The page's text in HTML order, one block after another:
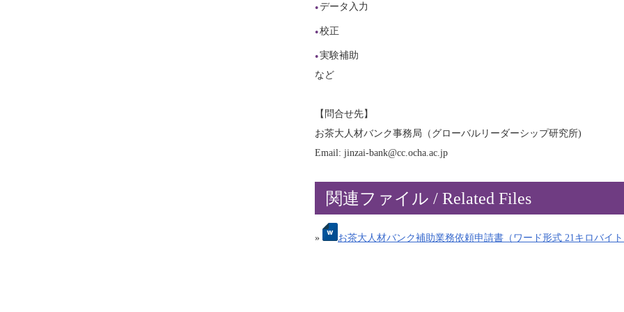
データ入力
校正
実験補助
など
【問合せ先】
お茶大人材バンク事務局（グローバルリーダーシップ研究所)
Email: jinzai-bank@cc.ocha.ac.jp
関連ファイル / Related Files
» お茶大人材バンク補助業務依頼申請書（ワード形式 21キロバイ